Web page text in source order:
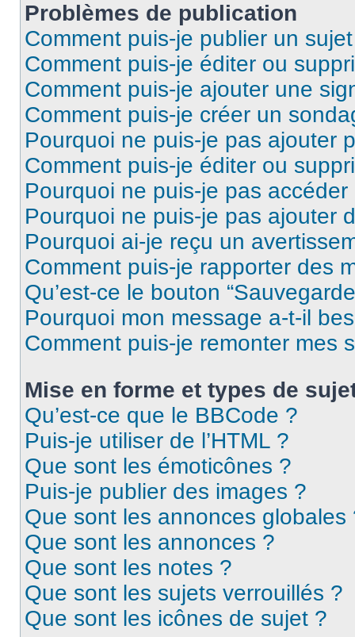
Problèmes de publication
Comment puis-je publier un
Comment puis-je éditer ou
Comment puis-je ajouter une
Comment puis-je créer un
Pourquoi ne puis-je pas ajouter
Comment puis-je éditer ou
Pourquoi ne puis-je pas
Pourquoi ne puis-je pas ajouter
Pourquoi ai-je reçu un
Comment puis-je rapporter des
Qu’est-ce le bouton
Pourquoi mon message a-t-il
Comment puis-je remonter mes
Mise en forme et types de
Qu’est-ce que le BBCode ?
Puis-je utiliser de l’HTML ?
Que sont les émoticônes ?
Puis-je publier des images ?
Que sont les annonces globales
Que sont les annonces ?
Que sont les notes ?
Que sont les sujets verrouillés ?
Que sont les icônes de sujet ?